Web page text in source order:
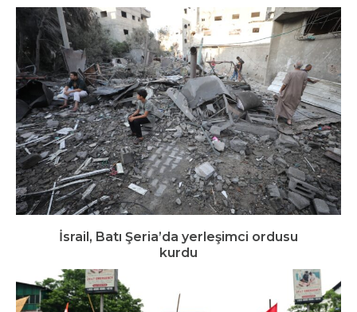
İsrail, Batı Şeria’da yerleşimci ordusu
kurdu